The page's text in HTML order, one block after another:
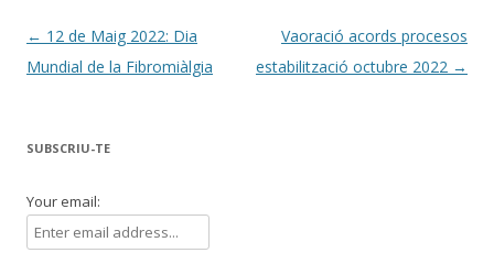
Navegació
per
← 12 de Maig 2022: Dia
Mundial de la Fibromiàlgia
Vaoració acords procesos
estabilització octubre 2022 →
SUBSCRIU-TE
Your email: